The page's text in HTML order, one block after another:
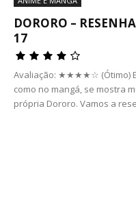
DORORO –
17
Avaliação: ★★★★☆ (Ótimo)
como no mangá, se mostra
própria Dororo. Vamos a